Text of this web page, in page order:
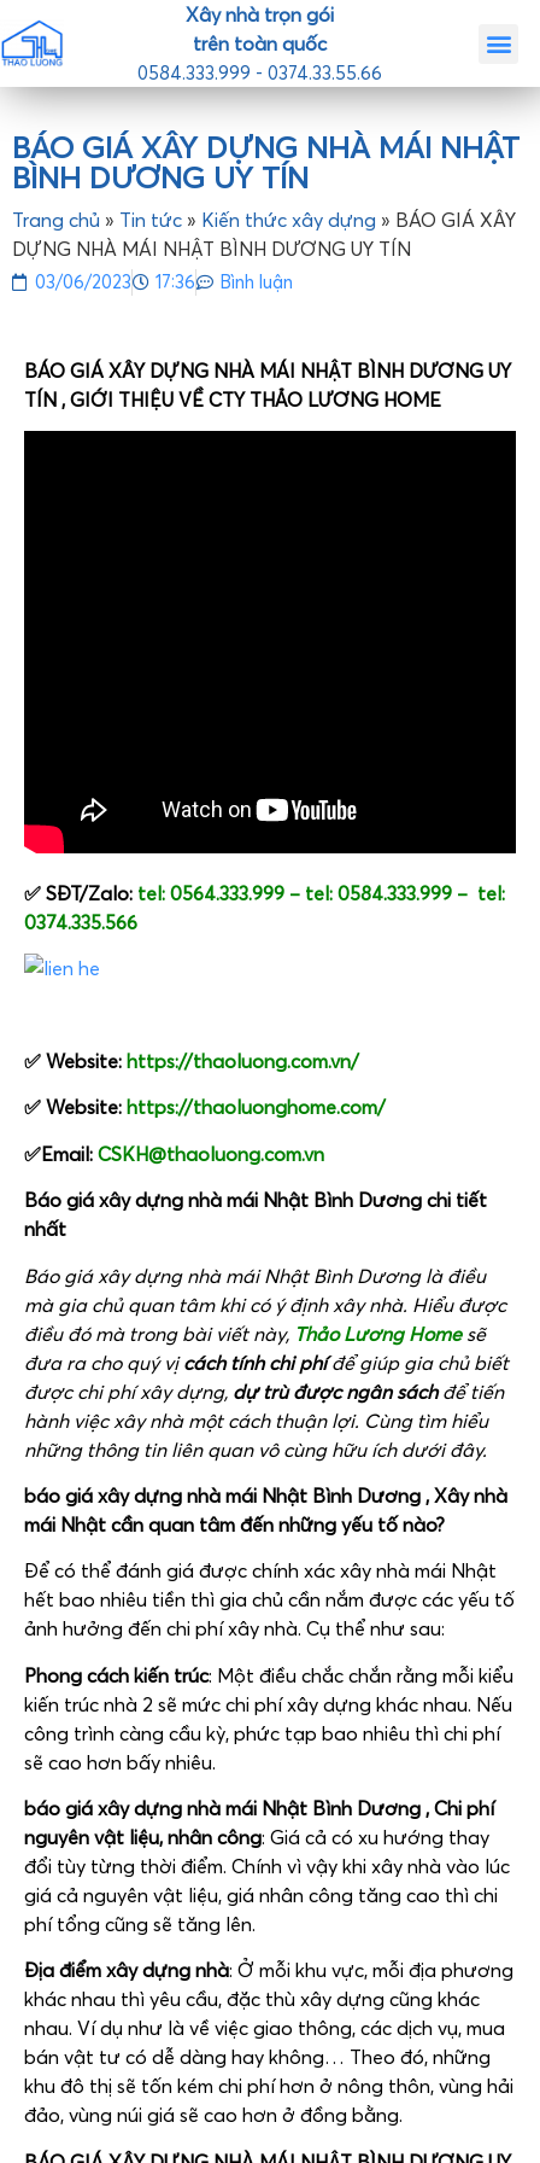
Xây nhà trọn gói
trên toàn quốc
0584.333.999 - 0374.33.55.66
BÁO GIÁ XÂY DỰNG NHÀ MÁI NHẬT
BÌNH DƯƠNG UY TÍN
Trang chủ » Tin tức » Kiến thức xây dựng » BÁO GIÁ XÂY
DỰNG NHÀ MÁI NHẬT BÌNH DƯƠNG UY TÍN
03/06/2023 17:36 Bình luận
BÁO GIÁ XÂY DỰNG NHÀ MÁI NHẬT BÌNH DƯƠNG UY
TÍN , GIỚI THIỆU VỀ CTY THẢO LƯƠNG HOME
✅ SĐT/Zalo: tel: 0564.333.999 – tel: 0584.333.999 – tel:
0374.335.566
✅ Website: https://thaoluong.com.vn/
✅ Website: https://thaoluonghome.com/
✅Email: CSKH@thaoluong.com.vn
Báo giá xây dựng nhà mái Nhật Bình Dương chi tiết
nhất
Báo giá xây dựng nhà mái Nhật Bình Dương là điều
mà gia chủ quan tâm khi có ý định xây nhà. Hiểu được
điều đó mà trong bài viết này, Thảo Lương Homesẽ
đưa ra cho quý vịcách tính chi phíđể giúp gia chủ biết
được chi phí xây dựng, dự trù được ngân sáchđể tiến
hành việc xây nhà một cách thuận lợi. Cùng tìm hiểu
những thông tin liên quan vô cùng hữu ích dưới đây.
báo giá xây dựng nhà mái Nhật Bình Dương , Xây nhà
mái Nhật cần quan tâm đến những yếu tố nào?
Để có thể đánh giá được chính xác xây nhà mái Nhật
hết bao nhiêu tiền thì gia chủ cần nắm được các yếu tố
ảnh hưởng đến chi phí xây nhà. Cụ thể như sau:
Phong cách kiến trúc: Một điều chắc chắn rằng mỗi kiểu
kiến trúc nhà 2 sẽ mức chi phí xây dựng khác nhau. Nếu
công trình càng cầu kỳ, phức tạp bao nhiêu thì chi phí
sẽ cao hơn bấy nhiêu.
báo giá xây dựng nhà mái Nhật Bình Dương , Chi phí
nguyên vật liệu, nhân công: Giá cả có xu hướng thay
đổi tùy từng thời điểm. Chính vì vậy khi xây nhà vào lúc
giá cả nguyên vật liệu, giá nhân công tăng cao thì chi
phí tổng cũng sẽ tăng lên.
Địa điểm xây dựng nhà: Ở mỗi khu vực, mỗi địa phương
khác nhau thì yêu cầu, đặc thù xây dựng cũng khác
nhau. Ví dụ như là về việc giao thông, các dịch vụ, mua
bán vật tư có dễ dàng hay không… Theo đó, những
khu đô thị sẽ tốn kém chi phí hơn ở nông thôn, vùng hải
đảo, vùng núi giá sẽ cao hơn ở đồng bằng.